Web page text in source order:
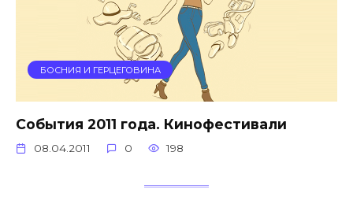
БОСНИЯ И ГЕРЦЕГОВИНА
События 2011 года. Кинофестивали
08.04.2011 0 198